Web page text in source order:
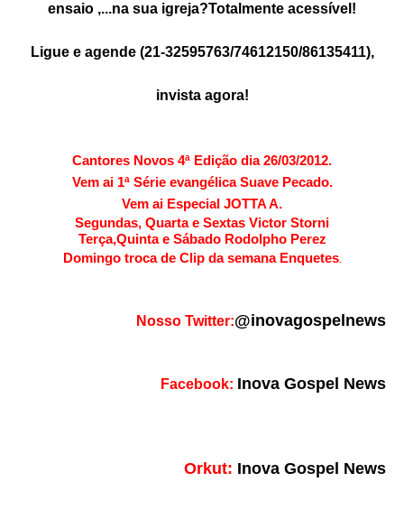
ensaio ,...na sua igreja?Totalmente acessível!
Ligue e agende (21-32595763/74612150/86135411),
invista agora!
Cantores Novos 4ª Edição dia 26/03/2012.
Vem ai 1ª Série evangélicaSuave Pecado.
Vem ai Especial JOTTA A.
Segundas, Quarta e Sextas Victor Storni
Terça,Quinta e Sábado Rodolpho Perez
Domingo troca de Clip da semana Enquetes.
Nosso Twitter:@inovagospelnews
Facebook: Inova Gospel News
Orkut: Inova Gospel News